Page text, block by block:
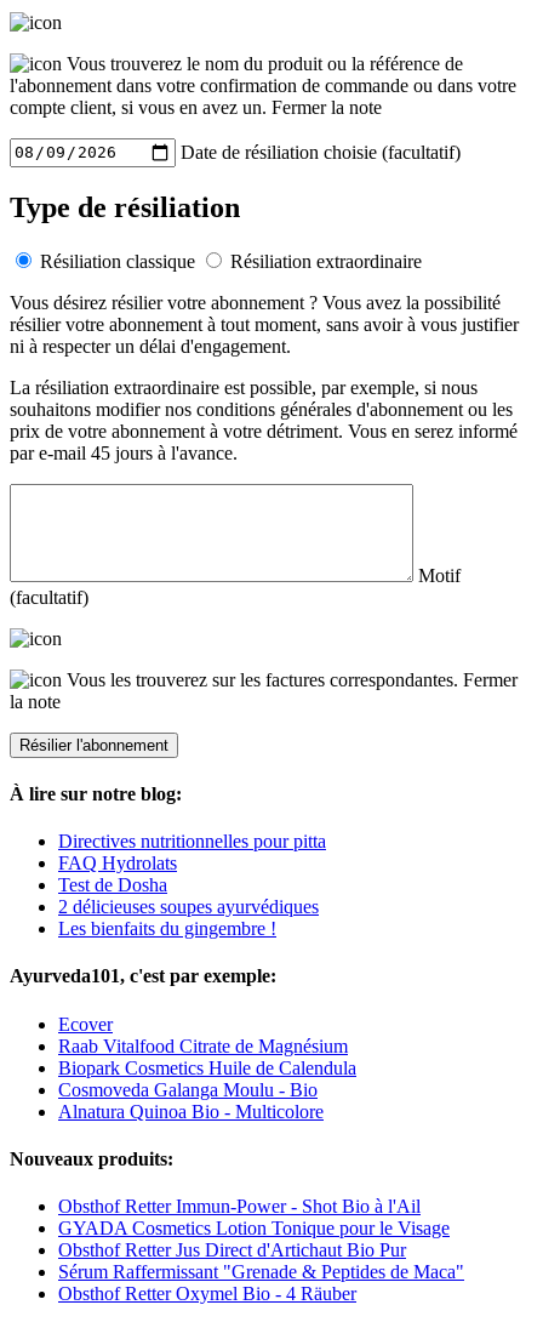
Vous trouverez le nom du produit ou la référence de
l'abonnement dans votre confirmation de commande ou dans votre
compte client, si vous en avez un. Fermer la note
Date de résiliation choisie (facultatif)
Type de résiliation
Résiliation classique
Résiliation extraordinaire
Vous désirez résilier votre abonnement ? Vous avez la possibilité
résilier votre abonnement à tout moment, sans avoir à vous justifier
ni à respecter un délai d'engagement.
La résiliation extraordinaire est possible, par exemple, si nous
souhaitons modifier nos conditions générales d'abonnement ou les
prix de votre abonnement à votre détriment. Vous en serez informé
par e-mail 45 jours à l'avance.
Motif
(facultatif)
Vous les trouverez sur les factures correspondantes. Fermer
la note
À lire sur notre blog:
Directives nutritionnelles pour pitta
FAQ Hydrolats
Test de Dosha
2 délicieuses soupes ayurvédiques
Les bienfaits du gingembre !
Ayurveda101, c'est par exemple:
Ecover
Raab Vitalfood Citrate de Magnésium
Biopark Cosmetics Huile de Calendula
Cosmoveda Galanga Moulu - Bio
Alnatura Quinoa Bio - Multicolore
Nouveaux produits:
Obsthof Retter Immun-Power - Shot Bio à l'Ail
GYADA Cosmetics Lotion Tonique pour le Visage
Obsthof Retter Jus Direct d'Artichaut Bio Pur
Sérum Raffermissant "Grenade & Peptides de Maca"
Obsthof Retter Oxymel Bio - 4 Räuber